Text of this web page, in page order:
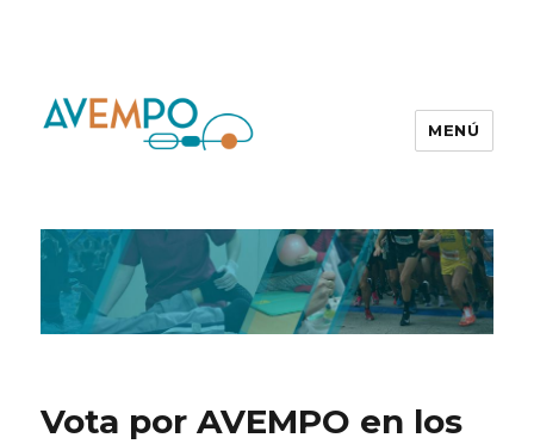
MENÚ
Vota por AVEMPO en los